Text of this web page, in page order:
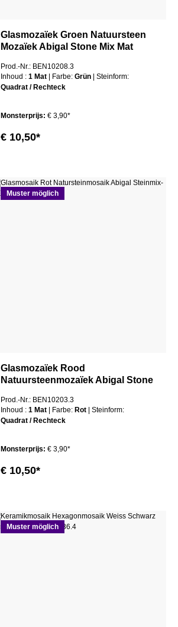
Glasmozaïek Groen Natuursteen
Mozaïek Abigal Stone Mix Mat
Prod.-Nr.: BEN10208.3
Inhoud : 1 Mat | Farbe: Grün
| Steinform:
Quadrat / Rechteck
Monsterprijs: € 3,90*
€ 10,50*
Muster möglich
Glasmozaïek Rood
Natuursteenmozaïek Abigal Stone
Prod.-Nr.: BEN10203.3
Inhoud : 1 Mat | Farbe: Rot
| Steinform:
Quadrat / Rechteck
Monsterprijs: € 3,90*
€ 10,50*
Muster möglich